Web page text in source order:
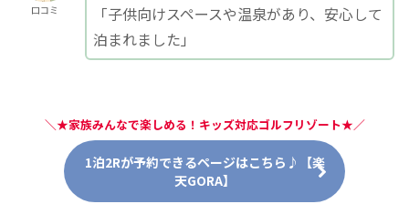
口コミ
「子供向けスペースや温泉があり、安心して
泊まれました」
＼★家族みんなで楽しめる！キッズ対応ゴルフリゾート★／
1泊2Rが予約できるページはこちら♪【楽
天GORA】